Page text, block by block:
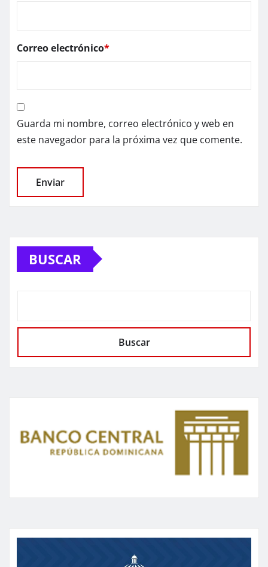
Correo electrónico*
Guarda mi nombre, correo electrónico y web en
este navegador para la próxima vez que comente.
BUSCAR
Buscar